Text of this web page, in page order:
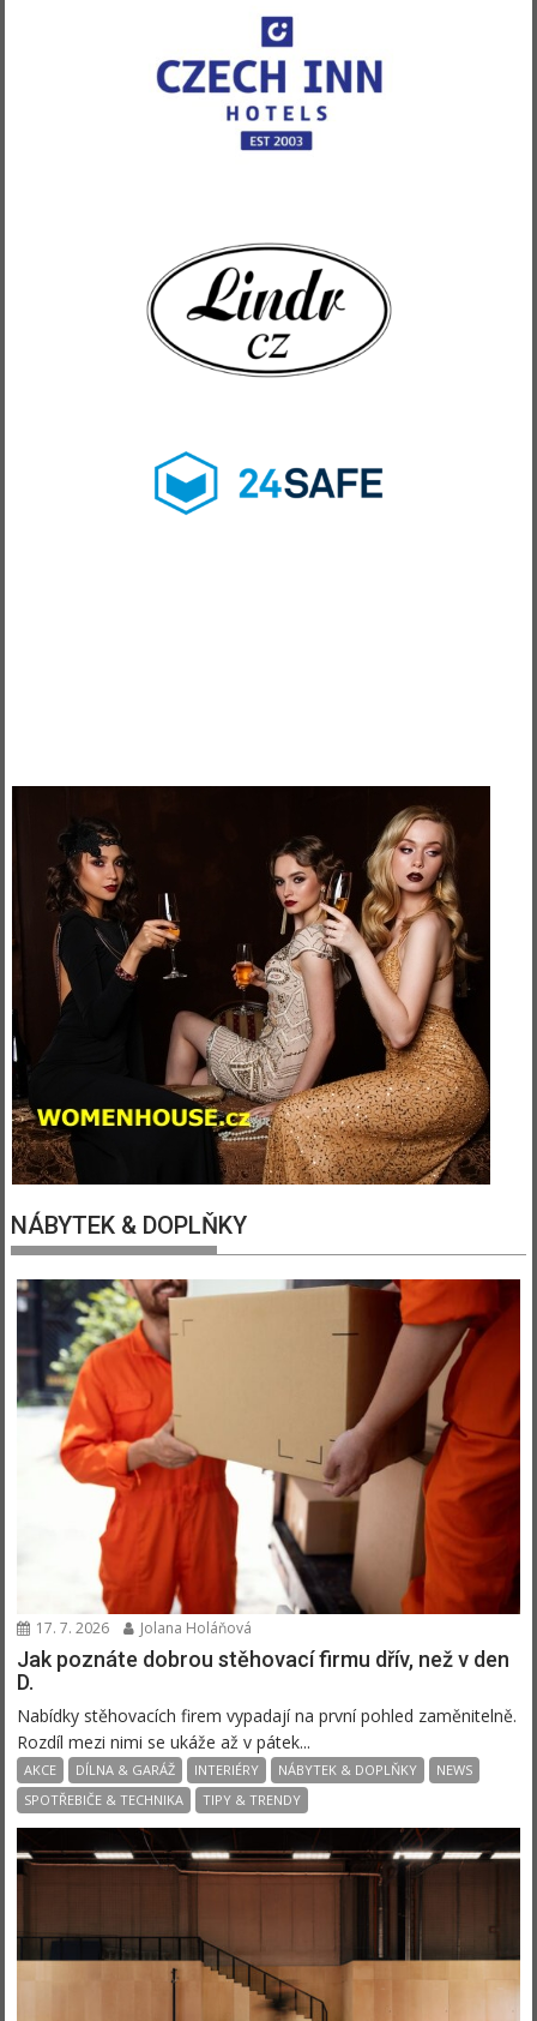
NÁBYTEK & DOPLŇKY
17. 7. 2026 Jolana Holáňová
Jak poznáte dobrou stěhovací firmu dřív, než v den
D.
Nabídky stěhovacích firem vypadají na první pohled zaměnitelně.
Rozdíl mezi nimi se ukáže až v pátek...
AKCE DÍLNA & GARÁŽ INTERIÉRY NÁBYTEK & DOPLŇKY
NEWS
SPOTŘEBIČE & TECHNIKA
TIPY & TRENDY